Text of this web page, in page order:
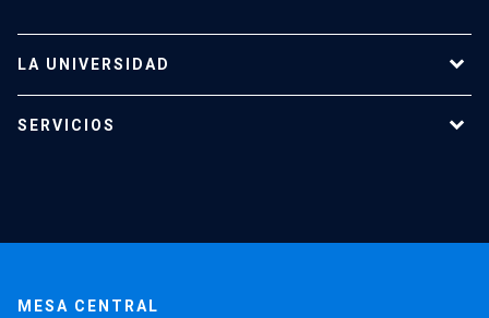
LA UNIVERSIDAD
Investigación
SERVICIOS
MESA CENTRAL